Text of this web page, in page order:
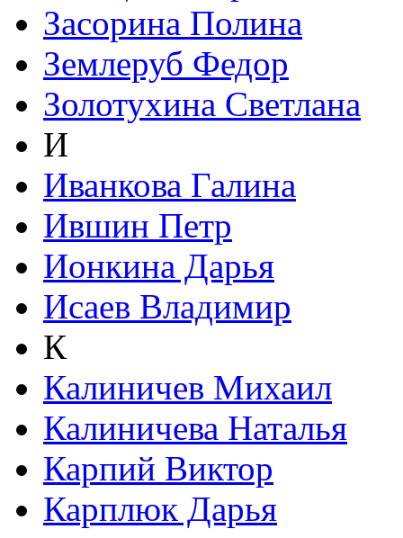
Засорина Полина
Землеруб Федор
Золотухина Светлана
И
Иванкова Галина
Ившин Петр
Ионкина Дарья
Исаев Владимир
К
Калиничев Михаил
Калиничева Наталья
Карпий Виктор
Карплюк Дарья